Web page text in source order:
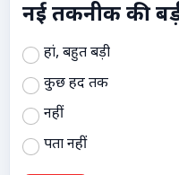
नई तकनीक की
हां, बहुत बड़ी
कुछ हद तक
नहीं
पता नहीं